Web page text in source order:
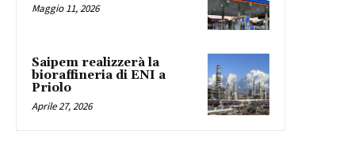
Maggio 11, 2026
Saipem realizzerà la
bioraffineria di ENI a
Priolo
Aprile 27, 2026